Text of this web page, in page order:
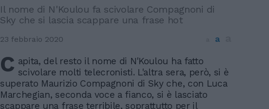
Il nome di N'Koulou fa scivolare Compagnoni di
Sky che si lascia scappare una frase hot
23 febbraio 2020 a
C apita, del resto il nome di N'Koulou ha fatto
scivolare molti telecronisti. L'altra sera, però, si è
superato Maurizio Compagnoni di Sky che, con Luca
Marchegian, seconda voce a fianco, si è lasciato
scappare una frase terribile, soprattutto per il